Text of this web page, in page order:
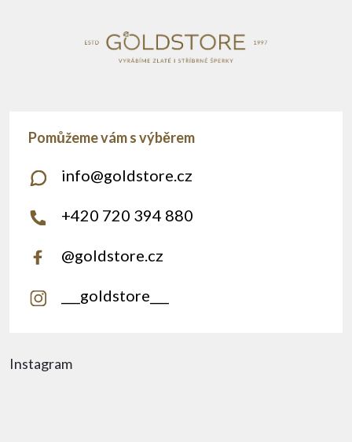
Instagram
info@goldstore.cz
+420 720 394 880
@goldstore.cz
___goldstore___